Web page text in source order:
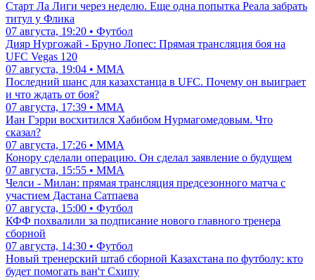
Старт Ла Лиги через неделю. Еще одна попытка Реала забрать
титул у Флика
07 августа, 19:20 • Футбол
Дияр Нургожай - Бруно Лопес: Прямая трансляция боя на
UFC Vegas 120
07 августа, 19:04 • ММА
Последний шанс для казахстанца в UFC. Почему он выиграет
и что ждать от боя?
07 августа, 17:39 • ММА
Иан Гэрри восхитился Хабибом Нурмагомедовым. Что
сказал?
07 августа, 17:26 • ММА
Конору сделали операцию. Он сделал заявление о будущем
07 августа, 15:55 • ММА
Челси - Милан: прямая трансляция предсезонного матча с
участием Дастана Сатпаева
07 августа, 15:00 • Футбол
КФФ похвалили за подписание нового главного тренера
сборной
07 августа, 14:30 • Футбол
Новый тренерский штаб сборной Казахстана по футболу: кто
будет помогать ван'т Схипу